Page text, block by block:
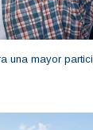
una mayor